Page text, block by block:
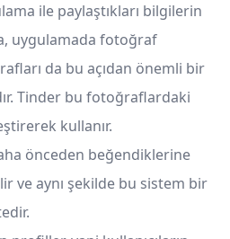
ile paylaştıkları bilgilerin
uygulamada fotoğraf
da bu açıdan önemli bir
Tinder bu fotoğraflardaki
kullanır.
önceden beğendiklerine
ve aynı şekilde bu sistem bir